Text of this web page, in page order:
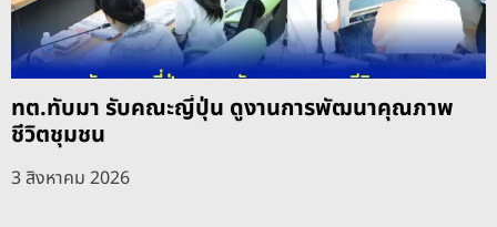
ทต.ทับมา รับคณะญี่ปุ่น ดูงานการพัฒนาคุณภาพ
ชีวิตชุมชน
3 สิงหาคม 2026